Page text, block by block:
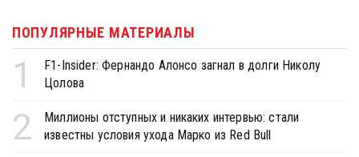
ПОПУЛЯРНЫЕ МАТЕРИАЛЫ
1
F1-Insider: Фернандо Алонсо загнал в долги Николу
Цолова
2
Миллионы отступных и никаких интервью: стали
известны условия ухода Марко из Red Bull